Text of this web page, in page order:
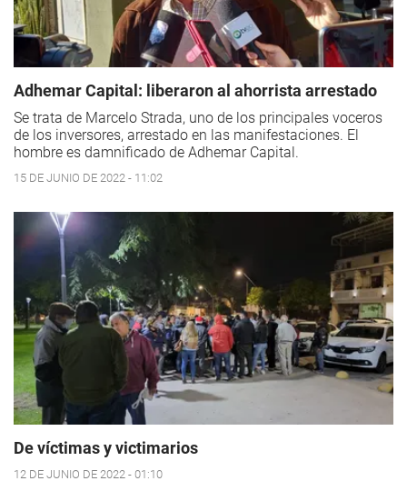
Adhemar Capital: liberaron al ahorrista arrestado
Se trata de Marcelo Strada, uno de los principales voceros
de los inversores, arrestado en las manifestaciones. El
hombre es damnificado de Adhemar Capital.
15 DE JUNIO DE 2022 - 11:02
De víctimas y victimarios
12 DE JUNIO DE 2022 - 01:10